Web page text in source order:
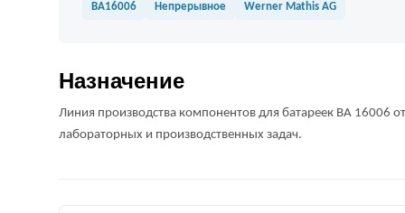
BA16006 Непрерывное Werner Mathis AG
Назначение
Линия производства компонентов для батареек BA 16006
лабораторных и производственных задач.